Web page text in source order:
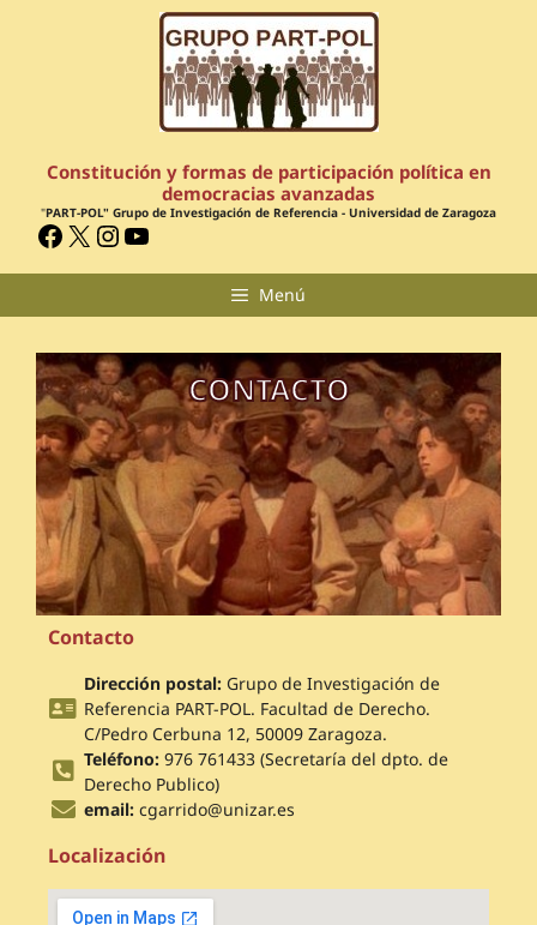
Constitución y formas de participación política en
democracias avanzadas
"PART-POL" Grupo de Investigación de Referencia - Universidad de Zaragoza
Menú
CONTACTO
Contacto
Dirección postal: Grupo de Investigación de
Referencia PART-POL. Facultad de Derecho.
C/Pedro Cerbuna 12, 50009 Zaragoza.
Teléfono: 976 761433 (Secretaría del dpto. de
Derecho Publico)
email: cgarrido@unizar.es
Localización